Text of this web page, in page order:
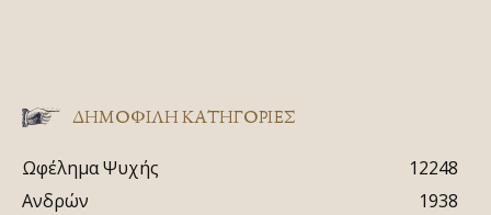
ΔΗΜΟΦΙΛΗ ΚΑΤΗΓΟΡΙΕΣ
Ωφέλημα Ψυχής
12248
Ανδρών
1938